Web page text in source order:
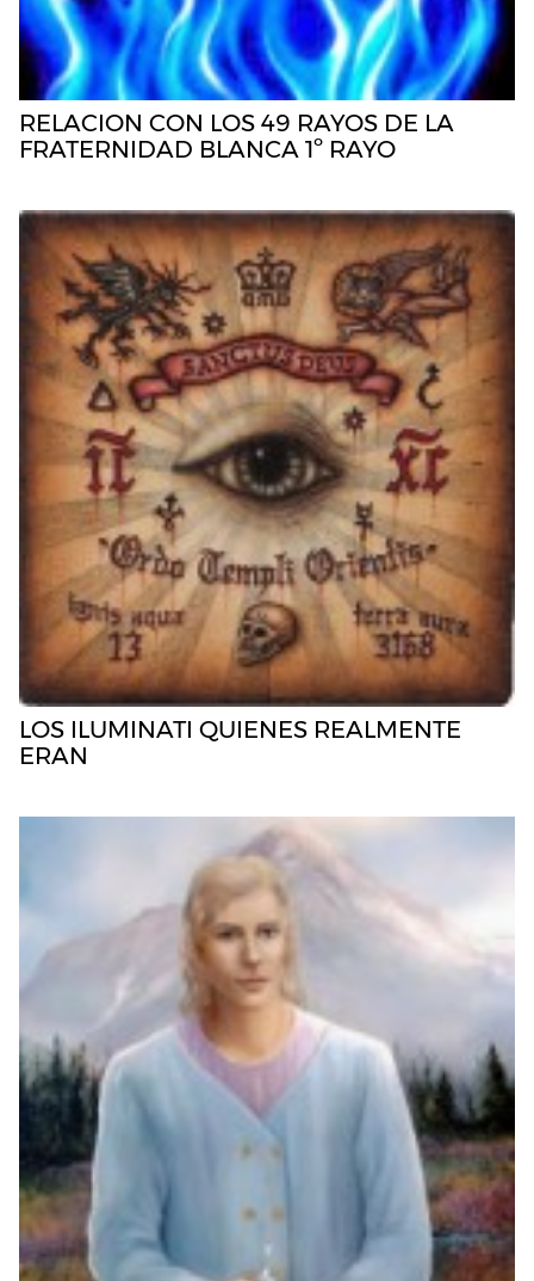
RELACION CON LOS 49 RAYOS DE LA
FRATERNIDAD BLANCA 1º RAYO
LOS ILUMINATI QUIENES REALMENTE
ERAN